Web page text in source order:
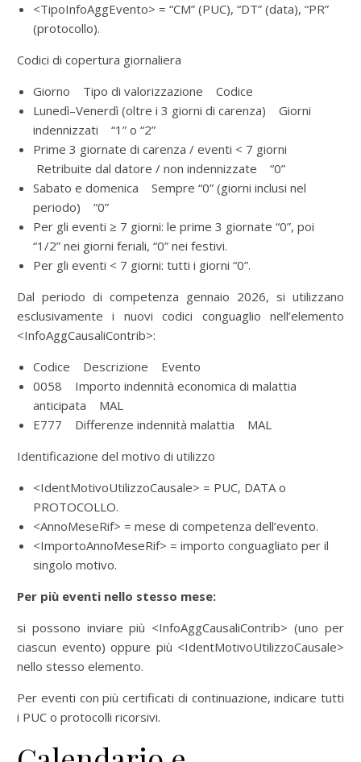
<TipoInfoAggEvento> = “CM” (PUC), “DT” (data), “PR”
(protocollo).
Codici di copertura giornaliera
Giorno Tipo di valorizzazione Codice
Lunedì–Venerdì (oltre i 3 giorni di carenza) Giorni
indennizzati “1” o “2”
Prime 3 giornate di carenza / eventi < 7 giorni
Retribuite dal datore / non indennizzate “0”
Sabato e domenica Sempre “0” (giorni inclusi nel
periodo) “0”
Per gli eventi ≥ 7 giorni: le prime 3 giornate “0”, poi
“1/2” nei giorni feriali, “0” nei festivi.
Per gli eventi < 7 giorni: tutti i giorni “0”.
Dal periodo di competenza gennaio 2026, si utilizzano
esclusivamente i nuovi codici conguaglio nell’elemento
<InfoAggCausaliContrib>:
Codice
Descrizione
Evento
0058
Importo indennità economica di malattia
anticipata
MAL
E777
Differenze indennità malattia
MAL
Identificazione del motivo di utilizzo
<IdentMotivoUtilizzoCausale> = PUC, DATA o
PROTOCOLLO.
<AnnoMeseRif> = mese di competenza dell’evento.
<ImportoAnnoMeseRif> = importo conguagliato per il
singolo motivo.
Per più eventi nello stesso mese:
si possono inviare più <InfoAggCausaliContrib> (uno per
ciascun evento) oppure più <IdentMotivoUtilizzoCausale>
nello stesso elemento.
Per eventi con più certificati di continuazione, indicare tutti
i PUC o protocolli ricorsivi.